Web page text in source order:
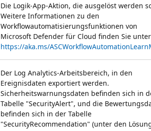
Die Logik-App-Aktion, die ausgelöst werden
Weitere Informationen zu den
Workflowautomatisierungsfunktionen von
Microsoft Defender für Cloud finden Sie unter
https://aka.ms/
Der Log Analytics-Arbeitsbereich, in den
Ereignisdaten exportiert werden.
Sicherheitswarnungsdaten befinden sich in
Tabelle "SecurityAlert", und die
befinden sich in der Tabelle
"SecurityRecommendation" (unter den